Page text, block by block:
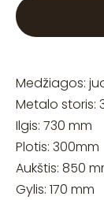
Medžiagos:
Metalo storis:
Ilgis: 730 mm
Plotis: 300mm
Aukštis: 850
Gylis: 170 mm